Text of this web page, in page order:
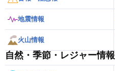
地震情報
火山情報
自然・季節・レジャー情報